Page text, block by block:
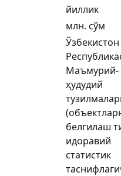
йиллик
млн. сўм
Ўзбекистон
Маъмурий-
ҳудудий
белгилаш
идоравий
статистик